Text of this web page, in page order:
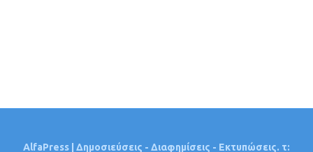
AlfaPress | Δημοσιεύσεις - Διαφημίσεις - Εκτυπώσεις. τ: